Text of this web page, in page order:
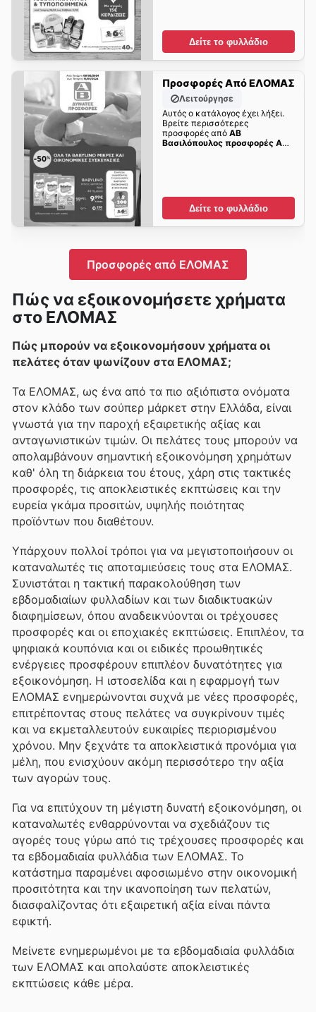
Δείτε το φυλλάδιο
Προσφορές Από ΕΛΟΜΑΣ
Λειτούργησε
Αυτός ο κατάλογος έχει λήξει.
Βρείτε περισσότερες
προσφορές από ΑΒ
Βασιλόπουλος προσφορές Από
Δείτε το φυλλάδιο
Προσφορές από ΕΛΟΜΑΣ
Πώς να εξοικονομήσετε χρήματα
στο ΕΛΟΜΑΣ
Πώς μπορούν να εξοικονομήσουν χρήματα οι
πελάτες όταν ψωνίζουν στα ΕΛΟΜΑΣ;
Τα ΕΛΟΜΑΣ, ως ένα από τα πιο αξιόπιστα ονόματα
στον κλάδο των σούπερ μάρκετ στην Ελλάδα, είναι
γνωστά για την παροχή εξαιρετικής αξίας και
ανταγωνιστικών τιμών. Οι πελάτες τους μπορούν να
απολαμβάνουν σημαντική εξοικονόμηση χρημάτων
καθ' όλη τη διάρκεια του έτους, χάρη στις τακτικές
προσφορές, τις αποκλειστικές εκπτώσεις και την
ευρεία γκάμα προσιτών, υψηλής ποιότητας
προϊόντων που διαθέτουν.
Υπάρχουν πολλοί τρόποι για να μεγιστοποιήσουν οι
καταναλωτές τις αποταμιεύσεις τους στα ΕΛΟΜΑΣ.
Συνιστάται η τακτική παρακολούθηση των
εβδομαδιαίων φυλλαδίων και των διαδικτυακών
διαφημίσεων, όπου αναδεικνύονται οι τρέχουσες
προσφορές και οι εποχιακές εκπτώσεις. Επιπλέον, τα
ψηφιακά κουπόνια και οι ειδικές προωθητικές
ενέργειες προσφέρουν επιπλέον δυνατότητες για
εξοικονόμηση. Η ιστοσελίδα και η εφαρμογή των
ΕΛΟΜΑΣ ενημερώνονται συχνά με νέες προσφορές,
επιτρέποντας στους πελάτες να συγκρίνουν τιμές
και να εκμεταλλευτούν ευκαιρίες περιορισμένου
χρόνου. Μην ξεχνάτε τα αποκλειστικά προνόμια για
μέλη, που ενισχύουν ακόμη περισσότερο την αξία
των αγορών τους.
Για να επιτύχουν τη μέγιστη δυνατή εξοικονόμηση, οι
καταναλωτές ενθαρρύνονται να σχεδιάζουν τις
αγορές τους γύρω από τις τρέχουσες προσφορές και
τα εβδομαδιαία φυλλάδια των ΕΛΟΜΑΣ. Το
κατάστημα παραμένει αφοσιωμένο στην οικονομική
προσιτότητα και την ικανοποίηση των πελατών,
διασφαλίζοντας ότι εξαιρετική αξία είναι πάντα
εφικτή.
Μείνετε ενημερωμένοι με τα εβδομαδιαία φυλλάδια
των ΕΛΟΜΑΣ και απολαύστε αποκλειστικές
εκπτώσεις κάθε μέρα.